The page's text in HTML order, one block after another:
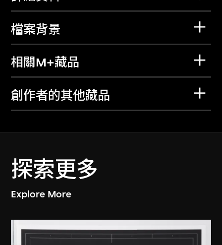
檔案背景
相關M+藏品
創作者的其他藏品
探索更多
Explore More